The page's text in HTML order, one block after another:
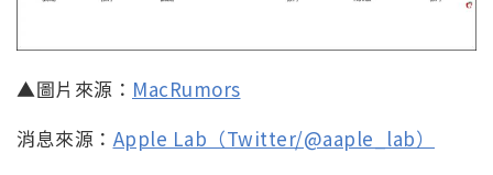
▲圖片來源： MacRumors
消息來源： Apple Lab（Twitter/@aaple_lab）